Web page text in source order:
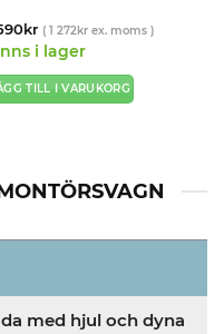
kr ( 1 272krex. moms )
i lager
TILL I VARUKORG
med hjul och dyna